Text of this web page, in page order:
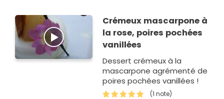
Crémeux mascarpone à
la rose, poires pochées
vanillées
Dessert crémeux à la
mascarpone agrémenté de
poires pochées vanillées !
(1 note)